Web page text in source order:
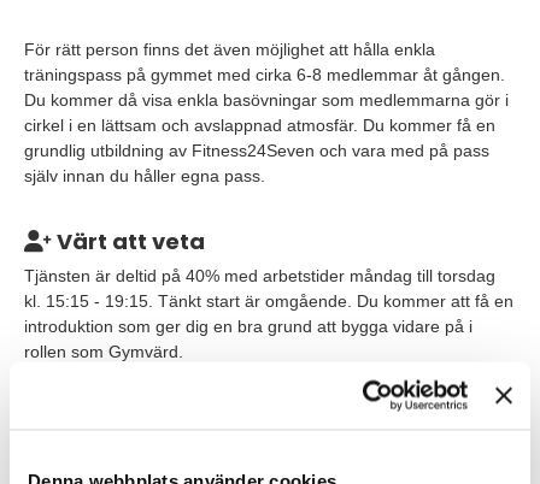
Denna webbplats använder cookies
För rätt person finns det även möjlighet att hålla enkla
träningspass på gymmet med cirka 6-8 medlemmar åt gången.
Du kommer då visa enkla basövningar som medlemmarna gör i
cirkel i en lättsam och avslappnad atmosfär. Du kommer få en
grundlig utbildning av Fitness24Seven och vara med på pass
själv innan du håller egna pass.
Värt att veta
Tjänsten är deltid på 40% med arbetstider måndag till torsdag
kl. 15:15 - 19:15. Tänkt start är omgående. Du kommer att få en
introduktion som ger dig en bra grund att bygga vidare på i
rollen som Gymvärd.
Du planerar själv ditt arbete dagligen och veckovis, så att du
introduktionen tar du del av vilka rutiner som du behöver ha koll